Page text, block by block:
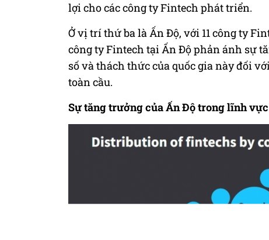
lợi cho các công tyFintech phát triển.
Ở vị trí thứ ba là Ấn Độ, với 11 công ty
công tyFintech tại Ấn Độ phản ánh sự
số và thách thức của quốc gia này đối
toàn cầu.
Sự tăng trưởng của Ấn Độ trong lĩnh